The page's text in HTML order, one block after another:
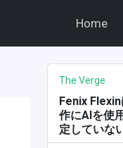
Home
The Verge
Fenix
作にAIを使
定していな